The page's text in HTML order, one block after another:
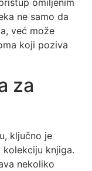
omiljenim
ne samo da
već može
koji poziva
za
ključno je
knjiga.
nekoliko